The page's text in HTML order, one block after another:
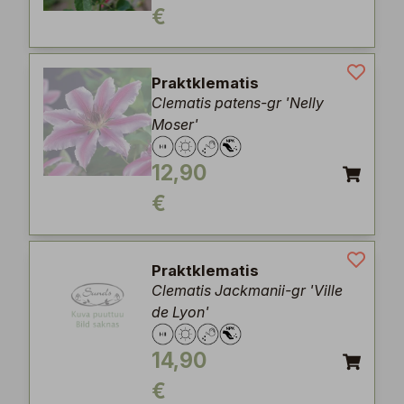
€
Praktklematis
Clematis patens-gr 'Nelly
Moser'
12,90
€
Praktklematis
Clematis Jackmanii-gr 'Ville
de Lyon'
14,90
€